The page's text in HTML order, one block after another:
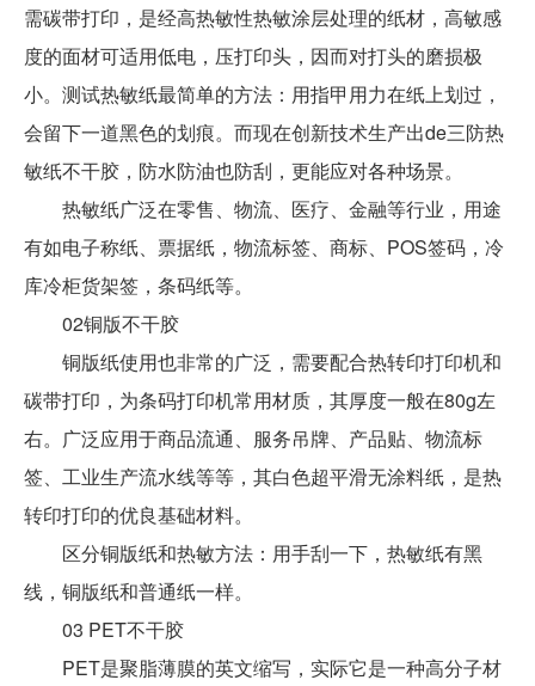
需碳带打印，是经高热敏性热敏涂层处理的纸材，高敏感
度的面材可适用低电，压打印头，因而对打头的磨损极
小。测试热敏纸最简单的方法：用指甲用力在纸上划过，
会留下一道黑色的划痕。而现在创新技术生产出de三防热
敏纸不干胶，防水防油也防刮，更能应对各种场景。
热敏纸广泛在零售、物流、医疗、金融等行业，用途
有如电子称纸、票据纸，物流标签、商标、POS签码，冷
库冷柜货架签，条码纸等。
02铜版不干胶
铜版纸使用也非常的广泛，需要配合热转印打印机和
碳带打印，为条码打印机常用材质，其厚度一般在80g左
右。广泛应用于商品流通、服务吊牌、产品贴、物流标
签、工业生产流水线等等，其白色超平滑无涂料纸，是热
转印打印的优良基础材料。
区分铜版纸和热敏方法：用手刮一下，热敏纸有黑
线，铜版纸和普通纸一样。
03 PET不干胶
PET是聚脂薄膜的英文缩写，实际它是一种高分子材